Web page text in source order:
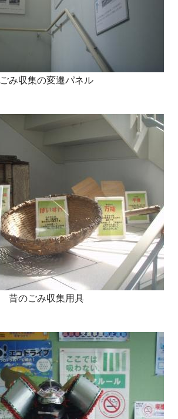
ごみ収集の変遷パネル
昔のごみ収集用具